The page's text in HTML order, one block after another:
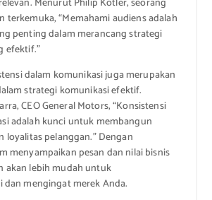
terkemuka, “Memahami audiens adalah
penting dalam merancang strategi
efektif.”
dalam komunikasi juga merupakan
strategi komunikasi efektif.
CEO General Motors, “Konsistensi
adalah kunci untuk membangun
loyalitas pelanggan.” Dengan
menyampaikan pesan dan nilai bisnis
akan lebih mudah untuk
mengingat merek Anda.